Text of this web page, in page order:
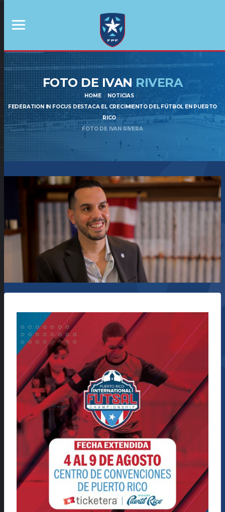
FOTO DE IVAN RIVERA
HOME
NOTICIAS
FEDERATION IN FOCUS DESTACA EL CRECIMIENTO DEL FÚTBOL EN PUERTO
RICO
FOTO DE IVAN RIVERA